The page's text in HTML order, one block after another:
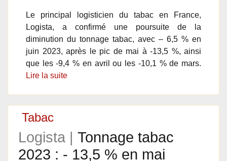
Le principal logisticien du tabac en France,
Logista, a confirmé une poursuite de la
diminution du tonnage tabac, avec – 6,5 % en
juin 2023, après le pic de mai à -13,5 %, ainsi
que les -9,4 % en avril ou les -10,1 % de mars.
Lire la suite
Tabac
Logista | Tonnage tabac
2023 : - 13,5 % en mai